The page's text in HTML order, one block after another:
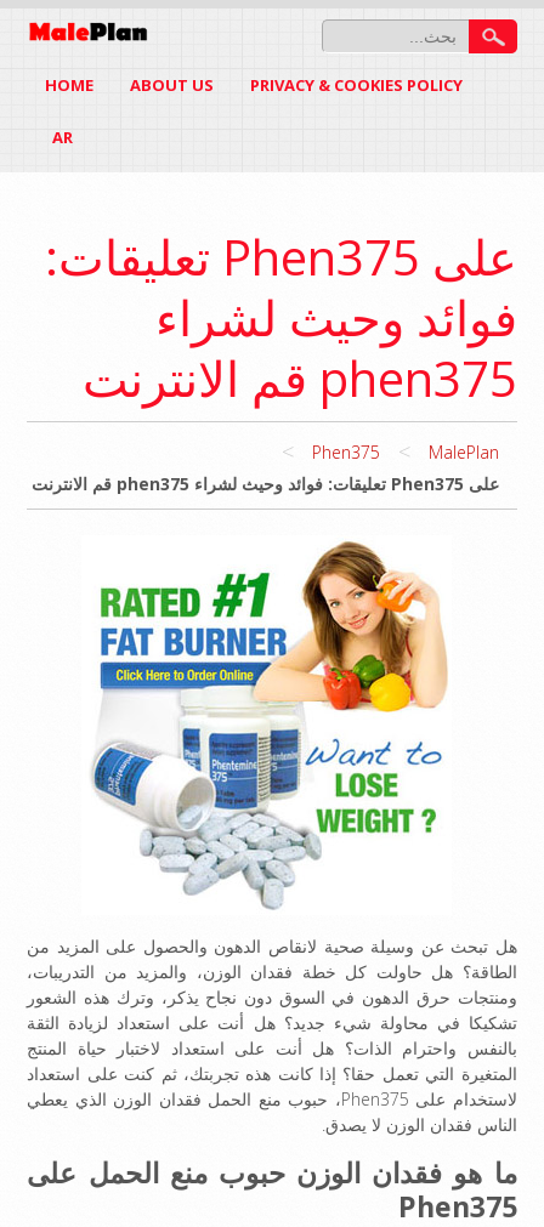
HOME ABOUT US PRIVACY & COOKIES POLICY
AR
على Phen375 تعليقات:
فوائد وحيث لشراء
phen375 قم الانترنت
MalePlan
>
Phen375
>
على Phen375 تعليقات: فوائد وحيث لشراء phen375 قم الانترنت
هل تبحث عن وسيلة صحية لانقاص الدهون والحصول على المزيد من
الطاقة؟ هل حاولت كل خطة فقدان الوزن، والمزيد من التدريبات،
ومنتجات حرق الدهون في السوق دون نجاح يذكر، وترك هذه الشعور
تشكيكا في محاولة شيء جديد؟ هل أنت على استعداد لزيادة الثقة
بالنفس واحترام الذات؟ هل أنت على استعداد لاختبار حياة المنتج
المتغيرة التي تعمل حقا؟ إذا كانت هذه تجربتك، ثم كنت على استعداد
لاستخدام على Phen375، حبوب منع الحمل فقدان الوزن الذي يعطي
الناس فقدان الوزن لا يصدق.
ما هو فقدان الوزن حبوب منع الحمل على
Phen375